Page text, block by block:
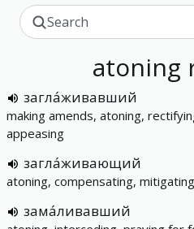
atoning
загла́живавший
making amends, atoning,
appeasing
загла́живающий
atoning, compensating,
зама́ливавший